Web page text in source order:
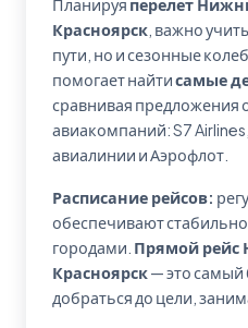
Планируя перелет
Красноярск , важно
пути, но и сезонные
помогает найтисамые
сравнивая предложения
авиакомпаний: S7
авиалинии и Аэрофлот.
Расписание рейсов:
обеспечивают
городами. Прямой
Красноярск— это самый
добраться до цели,